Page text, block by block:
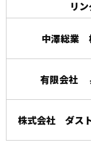
リ
中澤総業
有限会社
株式会社 ダス